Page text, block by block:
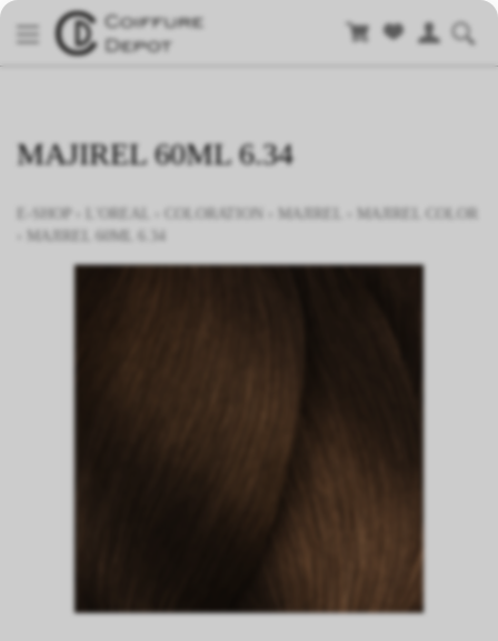
MAJIREL 60ML 6.34
MAJIREL 60ML 6.34